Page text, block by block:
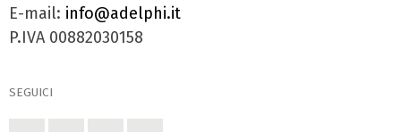
E-mail: info@adelphi.it
P.IVA 00882030158
SEGUICI